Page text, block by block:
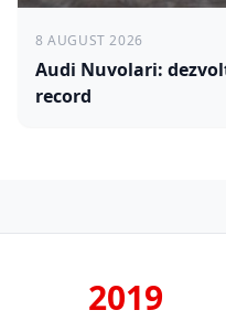
8 AUGUST 2026
Audi Nuvolari:
record
2019